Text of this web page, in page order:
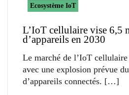
Ecosystème IoT
L’IoT cellulaire vise 6,5
d’appareils en 2030
Le marché de l’IoT
avec une explosion prévue
d’appareils connectés.